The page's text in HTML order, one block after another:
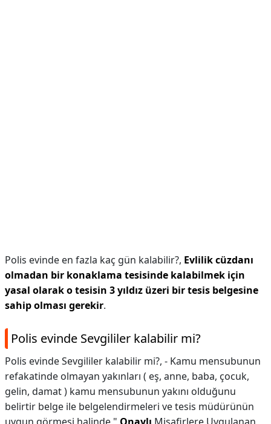
Polis evinde en fazla kaç gün kalabilir?, Evlilik cüzdanı
olmadan bir konaklama tesisinde kalabilmek için
yasal olarak o tesisin 3 yıldız üzeri bir tesis belgesine
sahip olması gerekir.
Polis evinde Sevgililer kalabilir mi?
Polis evinde Sevgililer kalabilir mi?, - Kamu mensubunun
refakatinde olmayan yakınları ( eş, anne, baba, çocuk,
gelin, damat ) kamu mensubunun yakını olduğunu
belirtir belge ile belgelendirmeleri ve tesis müdürünün